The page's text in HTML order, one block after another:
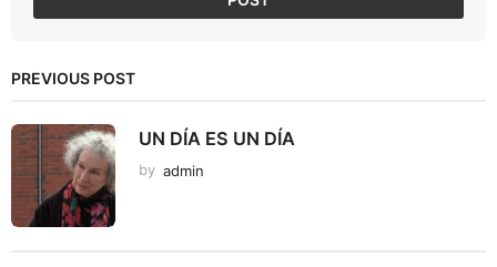
PREVIOUS POST
UN DÍA ES UN DÍA
by admin